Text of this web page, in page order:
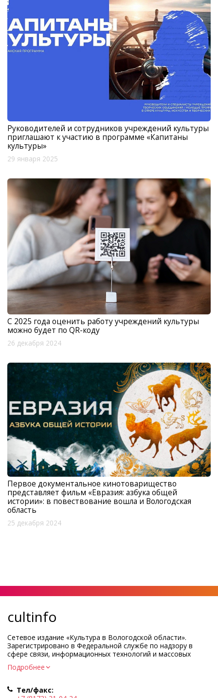
Руководителей и сотрудников учреждений культуры
приглашают к участию в программе «Капитаны
культуры»
29 января 2025
С 2025 года оценить работу учреждений культуры
можно будет по QR-коду
26 декабря 2024
Первое документальное кинотоварищество
представляет фильм «Евразия: азбука общей
истории»: в повествование вошла и Вологодская
область
25 декабря 2024
cultinfo
Сетевое издание «Культура в Вологодской области».
Зарегистрировано в Федеральной службе по надзору в
сфере связи, информационных технологий и массовых
коммуникаций.
Регистрационный номер и дата принятия решения о
Учредитель КУ ВО «Информационно-аналитический центр
Подробнее
Тел/факс: